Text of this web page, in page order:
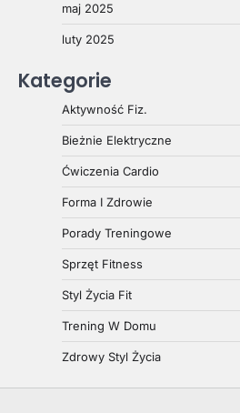
maj 2025
luty 2025
Kategorie
Aktywność Fiz.
Bieżnie Elektryczne
Ćwiczenia Cardio
Forma I Zdrowie
Porady Treningowe
Sprzęt Fitness
Styl Życia Fit
Trening W Domu
Zdrowy Styl Życia